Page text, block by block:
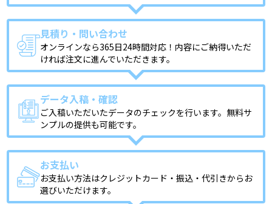
見積り・問い合わせ
オンラインなら365日24時間対応！内容にご納得いただ
ければ注文に進んでいただきます。
データ入稿・確認
ご入稿いただいたデータのチェックを行います。無料サ
ンプルの提供も可能です。
お支払い
お支払い方法はクレジットカード・振込・代引きからお
選びいただけます。